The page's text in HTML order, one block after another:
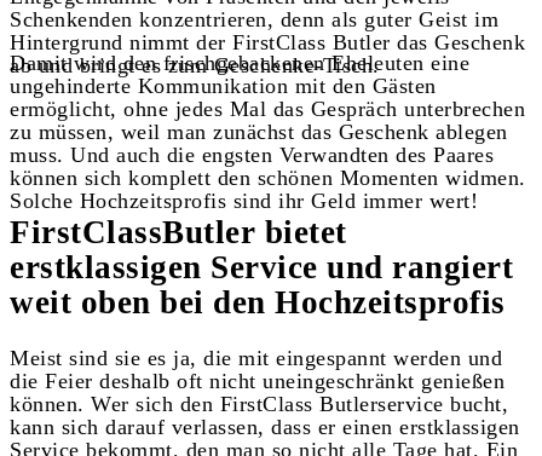
Schenkenden konzentrieren, denn als guter Geist im
Hintergrund nimmt der FirstClass Butler das Geschenk
ab und bringt es zum Geschenke-Tisch.
Damit wird den frischgebackenen Eheleuten eine
ungehinderte Kommunikation mit den Gästen
ermöglicht, ohne jedes Mal das Gespräch unterbrechen
zu müssen, weil man zunächst das Geschenk ablegen
muss. Und auch die engsten Verwandten des Paares
können sich komplett den schönen Momenten widmen.
Solche Hochzeitsprofis sind ihr Geld immer wert!
FirstClassButler bietet
erstklassigen Service und rangiert
weit oben bei den Hochzeitsprofis
Meist sind sie es ja, die mit eingespannt werden und
die Feier deshalb oft nicht uneingeschränkt genießen
können. Wer sich den FirstClass Butlerservice bucht,
kann sich darauf verlassen, dass er einen erstklassigen
Service bekommt, den man so nicht alle Tage hat. Ein